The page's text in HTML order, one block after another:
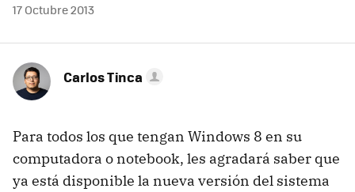
17 Octubre 2013
Carlos Tinca
Para todos los que tengan Windows 8 en su
computadora o notebook, les agradará saber que
ya está disponible la nueva versión del sistema